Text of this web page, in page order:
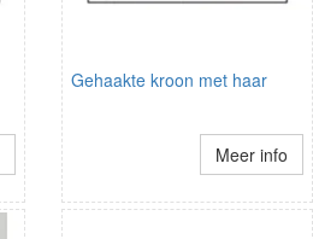
Gehaakte kroon met haar
Meer info